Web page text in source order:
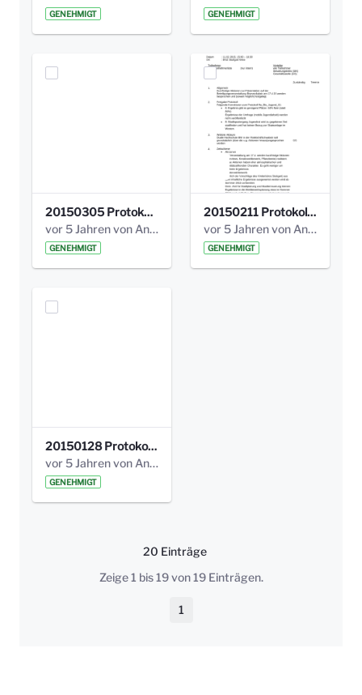
GENEHMIGT GENEHMIGT
20150305 Protokoll Bismarckplatz _UrbanG_01.pdf
vor 5 Jahren von Anni Schlumberger
GENEHMIGT
20150211 Protokoll Bismarckplatz_Jugend_02b.pdf
vor 5 Jahren von Anni Schlumberger
GENEHMIGT
20150128 Protokoll Bismarckplatz_Jugend_01.pdf
vor 5 Jahren von Anni Schlumberger
GENEHMIGT
20 Einträge
Pro Seite
Zeige 1 bis 19 von 19 Einträgen.
Seite
1